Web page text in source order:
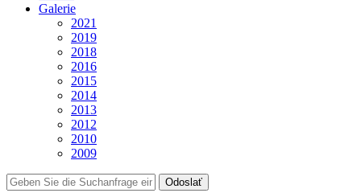
Galerie
2021
2019
2018
2016
2015
2014
2013
2012
2010
2009